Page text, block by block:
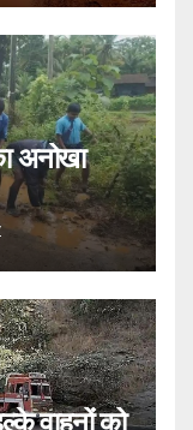
अनोखा
वाहनों को